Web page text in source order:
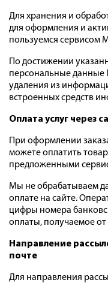
Для хранения и
для оформления и
пользуемся сервисом
По достижении
персональные данные
удаления из
встроенных средств
Оплата услуг через
При оформлении
можете оплатить
предложенными
Мы не обрабатываем
оплате на сайте.
цифры номера
оплаты, получаемое от
Направление
почте
Для направления